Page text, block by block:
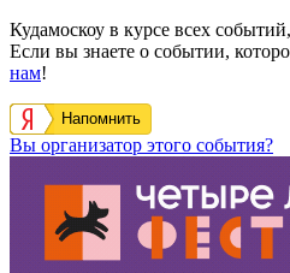
Кудамоскоу в курсе всех
Если вы знаете о событии,
нам!
Напомнить
Вы организатор этого события?